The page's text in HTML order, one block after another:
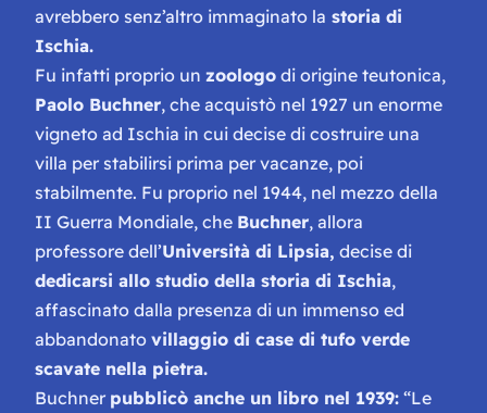
avrebbero senz’altro immaginato la storia di
Ischia.
Fu infatti proprio un zoologo di origine teutonica,
Paolo Buchner, che acquistò nel 1927 un enorme
vigneto ad Ischia in cui decise di costruire una
villa per stabilirsi prima per vacanze, poi
stabilmente. Fu proprio nel 1944, nel mezzo della
II Guerra Mondiale, che Buchner, allora
professore dell’Università di Lipsia, decise di
dedicarsi allo studio della storia di Ischia,
affascinato dalla presenza di un immenso ed
abbandonato villaggio di case di tufo verde
scavate nella pietra.
Buchner pubblicò anche un libro nel 1939: “Le